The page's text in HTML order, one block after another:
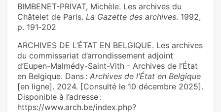
BIMBENET-PRIVAT, Michèle. Les archives du
Châtelet de Paris. La Gazette des archives. 1992,
p. 191‑202
ARCHIVES DE L’ÉTAT EN BELGIQUE. Les archives
du commissariat d’arrondissement adjoint
d’Eupen-Malmédy-Saint-Vith - Archives de l’État
en Belgique. Dans : Archives de l’État en Belgique
[en ligne]. 2024. [Consulté le 10 décembre 2025].
Disponible à l’adresse :
https://www.arch.be/index.php?